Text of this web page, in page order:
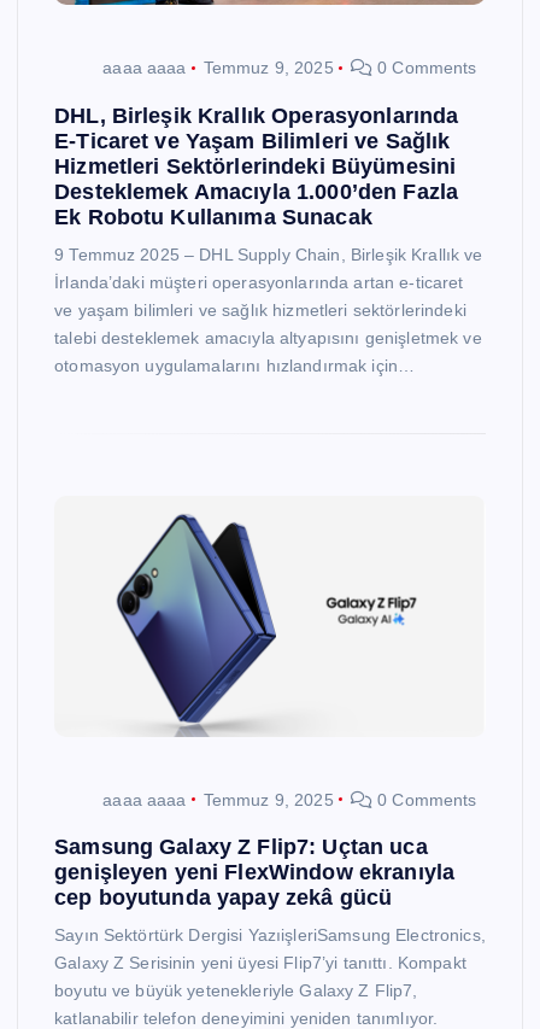
aaaa aaaa Temmuz 9, 2025 0 Comments
DHL, Birleşik Krallık Operasyonlarında
E-Ticaret ve Yaşam Bilimleri ve Sağlık
Hizmetleri Sektörlerindeki Büyümesini
Desteklemek Amacıyla 1.000’den Fazla
Ek Robotu Kullanıma Sunacak
9 Temmuz 2025 – DHL Supply Chain, Birleşik Krallık ve
İrlanda’daki müşteri operasyonlarında artan e-ticaret
ve yaşam bilimleri ve sağlık hizmetleri sektörlerindeki
talebi desteklemek amacıyla altyapısını genişletmek ve
otomasyon uygulamalarını hızlandırmak için…
aaaa aaaa Temmuz 9, 2025 0 Comments
Samsung Galaxy Z Flip7: Uçtan uca
genişleyen yeni FlexWindow ekranıyla
cep boyutunda yapay zekâ gücü
Sayın Sektörtürk Dergisi YazıişleriSamsung Electronics,
Galaxy Z Serisinin yeni üyesi Flip7’yi tanıttı. Kompakt
boyutu ve büyük yetenekleriyle Galaxy Z Flip7,
katlanabilir telefon deneyimini yeniden tanımlıyor.